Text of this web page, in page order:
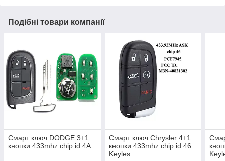
Подібні товари компанії
Смарт ключ DODGE 3+1
кнопки 433mhz chip id 4А
Смарт ключ Chrysler 4+1
кнопки 433mhz chip id 46
Keyles